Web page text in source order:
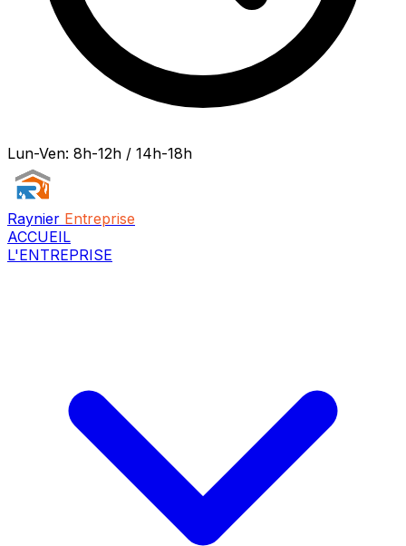
Lun-Ven: 8h-12h / 14h-18h
Raynier Entreprise
ACCUEIL
L'ENTREPRISE